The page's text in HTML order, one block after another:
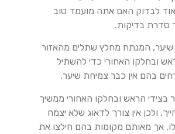
לבדוק האם אתה מועמד טוב
סדרת בדיקות.
המנתח מחלץ שתלים מהאזור
ובחלקו האחורי כדי להשתיל
בהם אין כבר צמיחת שיער.
הראש ובחלקו האחורי ממשיך
ולכן אין צורך לדאוג שלא יצמח
אך מאותם מקומות בהם חילצו את